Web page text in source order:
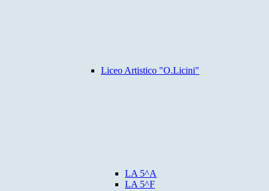
Liceo Artistico "O.Licini"
LA 5^A
LA 5^F